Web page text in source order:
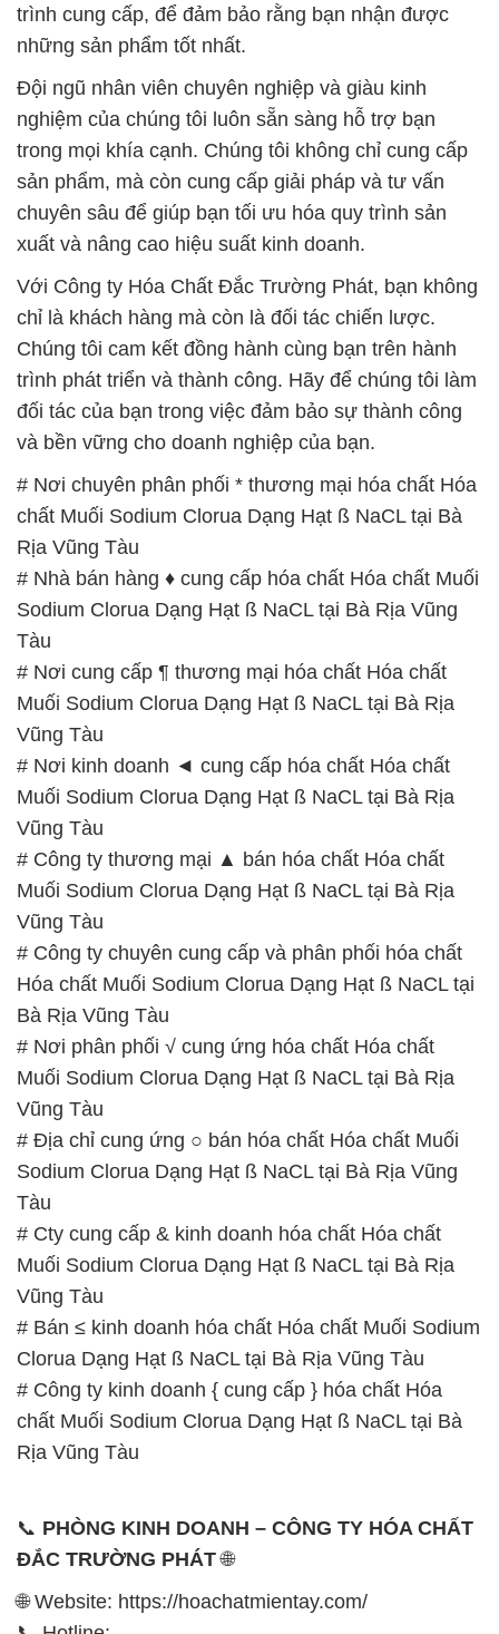
trình cung cấp, để đảm bảo rằng bạn nhận được
những sản phẩm tốt nhất.
Đội ngũ nhân viên chuyên nghiệp và giàu kinh
nghiệm của chúng tôi luôn sẵn sàng hỗ trợ bạn
trong mọi khía cạnh. Chúng tôi không chỉ cung cấp
sản phẩm, mà còn cung cấp giải pháp và tư vấn
chuyên sâu để giúp bạn tối ưu hóa quy trình sản
xuất và nâng cao hiệu suất kinh doanh.
Với Công ty Hóa Chất Đắc Trường Phát, bạn không
chỉ là khách hàng mà còn là đối tác chiến lược.
Chúng tôi cam kết đồng hành cùng bạn trên hành
trình phát triển và thành công. Hãy để chúng tôi làm
đối tác của bạn trong việc đảm bảo sự thành công
và bền vững cho doanh nghiệp của bạn.
# Nơi chuyên phân phối * thương mại hóa chất Hóa
chất Muối Sodium Clorua Dạng Hạt ß NaCL tại Bà
Rịa Vũng Tàu
# Nhà bán hàng ♦ cung cấp hóa chất Hóa chất Muối
Sodium Clorua Dạng Hạt ß NaCL tại Bà Rịa Vũng
Tàu
# Nơi cung cấp ¶ thương mại hóa chất Hóa chất
Muối Sodium Clorua Dạng Hạt ß NaCL tại Bà Rịa
Vũng Tàu
# Nơi kinh doanh ◄ cung cấp hóa chất Hóa chất
Muối Sodium Clorua Dạng Hạt ß NaCL tại Bà Rịa
Vũng Tàu
# Công ty thương mại ▲ bán hóa chất Hóa chất
Muối Sodium Clorua Dạng Hạt ß NaCL tại Bà Rịa
Vũng Tàu
# Công ty chuyên cung cấp và phân phối hóa chất
Hóa chất Muối Sodium Clorua Dạng Hạt ß NaCL tại
Bà Rịa Vũng Tàu
# Nơi phân phối √ cung ứng hóa chất Hóa chất
Muối Sodium Clorua Dạng Hạt ß NaCL tại Bà Rịa
Vũng Tàu
# Địa chỉ cung ứng ○ bán hóa chất Hóa chất Muối
Sodium Clorua Dạng Hạt ß NaCL tại Bà Rịa Vũng
Tàu
# Cty cung cấp & kinh doanh hóa chất Hóa chất
Muối Sodium Clorua Dạng Hạt ß NaCL tại Bà Rịa
Vũng Tàu
# Bán ≤ kinh doanh hóa chất Hóa chất Muối Sodium
Clorua Dạng Hạt ß NaCL tại Bà Rịa Vũng Tàu
# Công ty kinh doanh { cung cấp } hóa chất Hóa
chất Muối Sodium Clorua Dạng Hạt ß NaCL tại Bà
Rịa Vũng Tàu
📞 PHÒNG KINH DOANH – CÔNG TY HÓA CHẤT
ĐẮC TRƯỜNG PHÁT🌐
🌐 Website: https://hoachatmientay.com/